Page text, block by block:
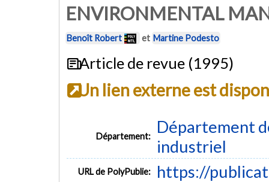
ENVIRONMENTAL
Benoît Robert et Martine Podesto
Article de revue (1995)
Un lien externe est
Département:
Département
industriel
URL de PolyPublie: https://